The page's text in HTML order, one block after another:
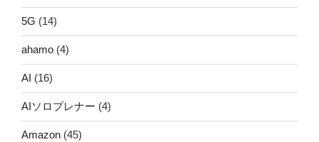
5G (14)
ahamo (4)
AI (16)
AIソロプレナー (4)
Amazon (45)